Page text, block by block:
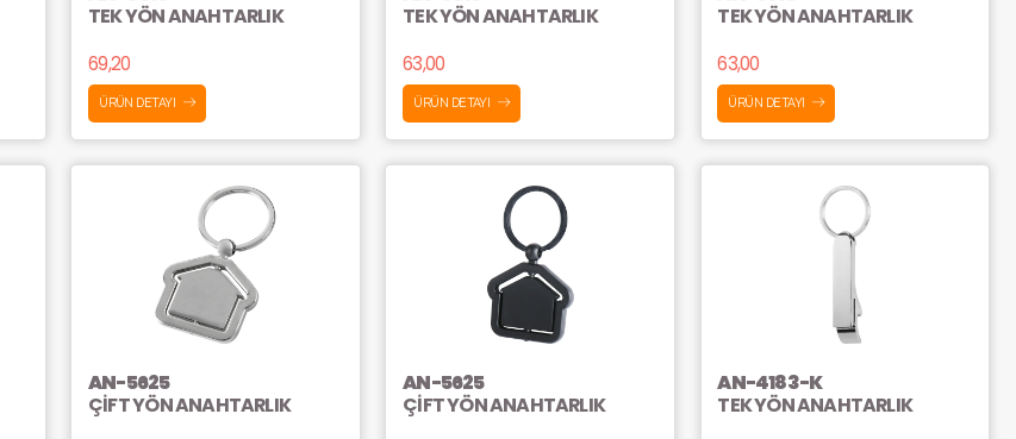
TEK YÖN ANAHTARLIK
69,20
ÜRÜN DETAYI
TEK YÖN ANAHTARLIK
63,00
ÜRÜN DETAYI
TEK YÖN ANAHTARLIK
63,00
ÜRÜN DETAYI
AN-5625
ÇİFT YÖN ANAHTARLIK
AN-5625
ÇİFT YÖN ANAHTARLIK
AN-4183-K
TEK YÖN ANAHTARLIK